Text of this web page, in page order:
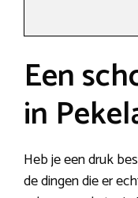
Een
in
Heb je een druk
de dingen die er